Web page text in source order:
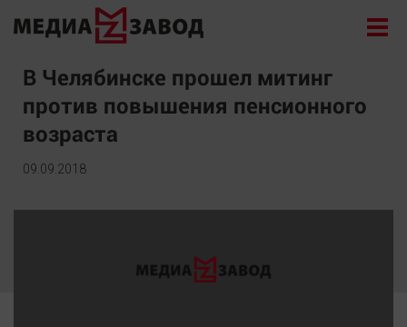
Новости
Экономика
Происшествия
Общество
В Челябинске прошел митинг
против повышения пенсионного
возраста
09.09.2018